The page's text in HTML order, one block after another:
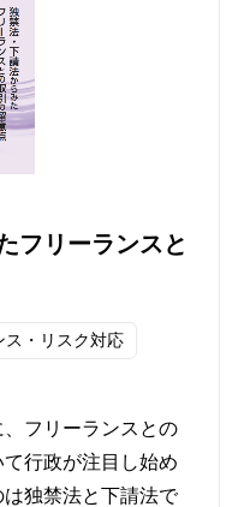
フリーランスと
ス・リスク対応
フリーランスとの
行政が注目し始め
独禁法と下請法で